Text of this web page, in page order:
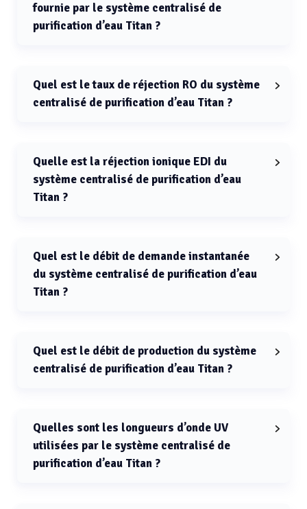
fournie par le système centralisé de
purification d’eau Titan ?
Quel est le taux de réjection RO du système
centralisé de purification d’eau Titan ?
ionique indiquée ≥ 99 %).
Quelle est la réjection ionique EDI du
système centralisé de purification d’eau
Titan ?
Quel est le débit de demande instantanée
du système centralisé de purification d’eau
Titan ?
L/h.
Quel est le débit de production du système
centralisé de purification d’eau Titan ?
Quelles sont les longueurs d’onde UV
utilisées par le système centralisé de
purification d’eau Titan ?